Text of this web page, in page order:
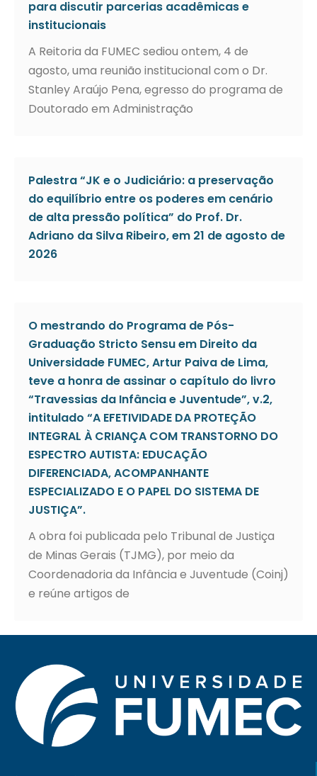
para discutir parcerias acadêmicas e
institucionais
A Reitoria da FUMEC sediou ontem, 4 de
agosto, uma reunião institucional com o Dr.
Stanley Araújo Pena, egresso do programa de
Doutorado em Administração
Palestra “JK e o Judiciário: a preservação
do equilíbrio entre os poderes em cenário
de alta pressão política” do Prof. Dr.
Adriano da Silva Ribeiro, em 21 de agosto de
2026
O mestrando do Programa de Pós-
Graduação Stricto Sensu em Direito da
Universidade FUMEC, Artur Paiva de Lima,
teve a honra de assinar o capítulo do livro
“Travessias da Infância e Juventude”, v.2,
intitulado “A EFETIVIDADE DA PROTEÇÃO
INTEGRAL À CRIANÇA COM TRANSTORNO DO
ESPECTRO AUTISTA: EDUCAÇÃO
DIFERENCIADA, ACOMPANHANTE
ESPECIALIZADO E O PAPEL DO SISTEMA DE
JUSTIÇA”.
A obra foi publicada pelo Tribunal de Justiça
de Minas Gerais (TJMG), por meio da
Coordenadoria da Infância e Juventude (Coinj)
e reúne artigos de